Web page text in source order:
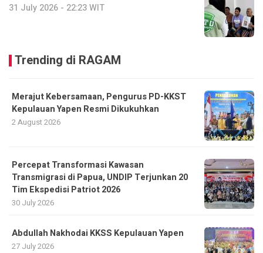
31 July 2026 - 22:23 WIT
Trending di RAGAM
Merajut Kebersamaan, Pengurus PD-KKST
Kepulauan Yapen Resmi Dikukuhkan
2 August 2026
Percepat Transformasi Kawasan
Transmigrasi di Papua, UNDIP Terjunkan 20
Tim Ekspedisi Patriot 2026
30 July 2026
Abdullah Nakhodai KKSS Kepulauan Yapen
27 July 2026